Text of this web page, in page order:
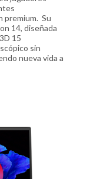
premium. Su
14, diseñada
15
sin
nueva vida a